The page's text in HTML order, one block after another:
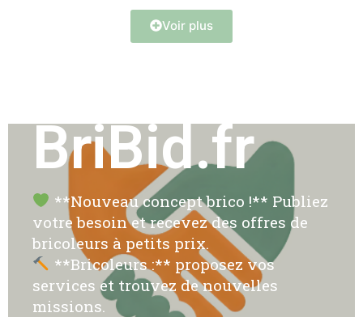
Voir plus
BriBid.fr
**Nouveau concept brico !** Publiez
votre besoin et recevez des offres de
bricoleurs à petits prix.
**Bricoleurs :** proposez vos
services et trouvez de nouvelles
missions.